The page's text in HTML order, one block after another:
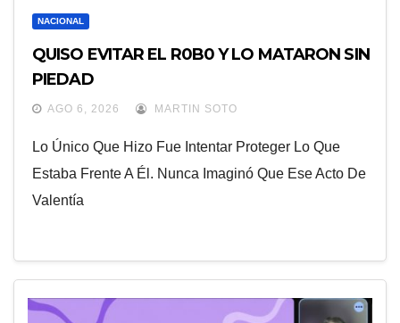
NACIONAL
QUISO EVITAR EL R0B0 Y LO MATARON SIN
PIEDAD
AGO 6, 2026 MARTIN SOTO
Lo Único Que Hizo Fue Intentar Proteger Lo Que
Estaba Frente A Él. Nunca Imaginó Que Ese Acto De
Valentía